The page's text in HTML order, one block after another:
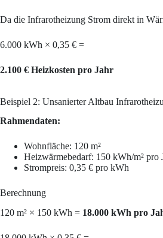
Da die Infrarotheizung Strom direkt in
6.000 kWh × 0,35 € =
2.100 € Heizkosten pro Jahr
Beispiel 2: Unsanierter Altbau
Rahmendaten:
Wohnfläche: 120 m²
Heizwärmebedarf: 150 kWh/m² pro
Strompreis: 0,35 € pro kWh
Berechnung
120 m² × 150 kWh = 18.000 kWh pro